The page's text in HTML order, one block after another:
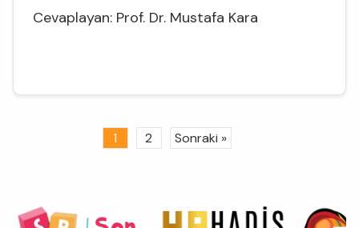
Cevaplayan: Prof. Dr. Mustafa Kara
1 2 Sonraki »